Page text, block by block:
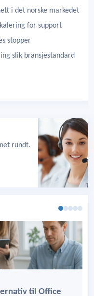
i det norske markedet
for support
stopper
slik bransjestandard
rundt.
til Office